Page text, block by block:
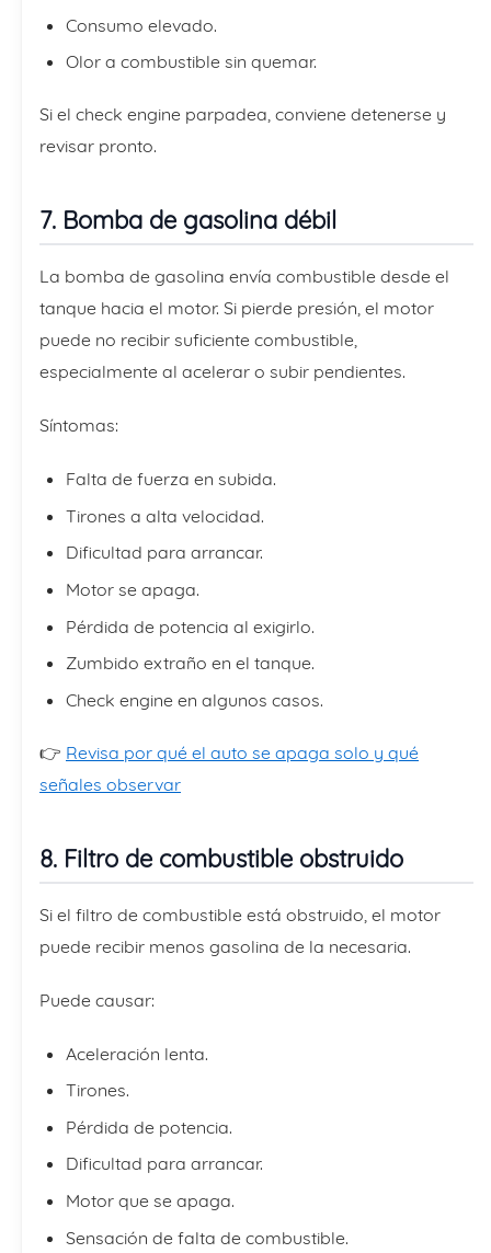
Consumo elevado.
Olor a combustible sin quemar.
Si el check engine parpadea, conviene detenerse y
revisar pronto.
7. Bomba de gasolina débil
La bomba de gasolina envía combustible desde el
tanque hacia el motor. Si pierde presión, el motor
puede no recibir suficiente combustible,
especialmente al acelerar o subir pendientes.
Síntomas:
Falta de fuerza en subida.
Tirones a alta velocidad.
Dificultad para arrancar.
Motor se apaga.
Pérdida de potencia al exigirlo.
Zumbido extraño en el tanque.
Check engine en algunos casos.
👉 Revisa por qué el auto se apaga solo y qué
señales observar
8. Filtro de combustible obstruido
Si el filtro de combustible está obstruido, el motor
puede recibir menos gasolina de la necesaria.
Puede causar:
Aceleración lenta.
Tirones.
Pérdida de potencia.
Dificultad para arrancar.
Motor que se apaga.
Sensación de falta de combustible.